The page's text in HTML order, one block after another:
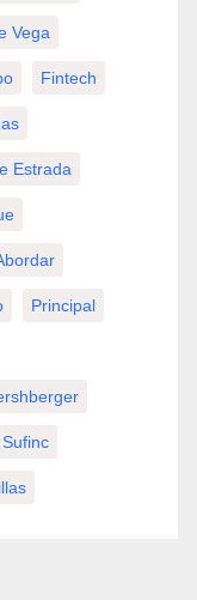
Vega
Fintech
Estrada
Principal
Sufinc